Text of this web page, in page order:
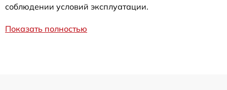
соблюдении условий эксплуатации.
Показать полностью